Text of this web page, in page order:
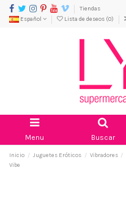
Tiendas
Español
Lista de deseos (0)
Menu Buscar
Inicio Juguetes Eróticos Vibradores
Vibe